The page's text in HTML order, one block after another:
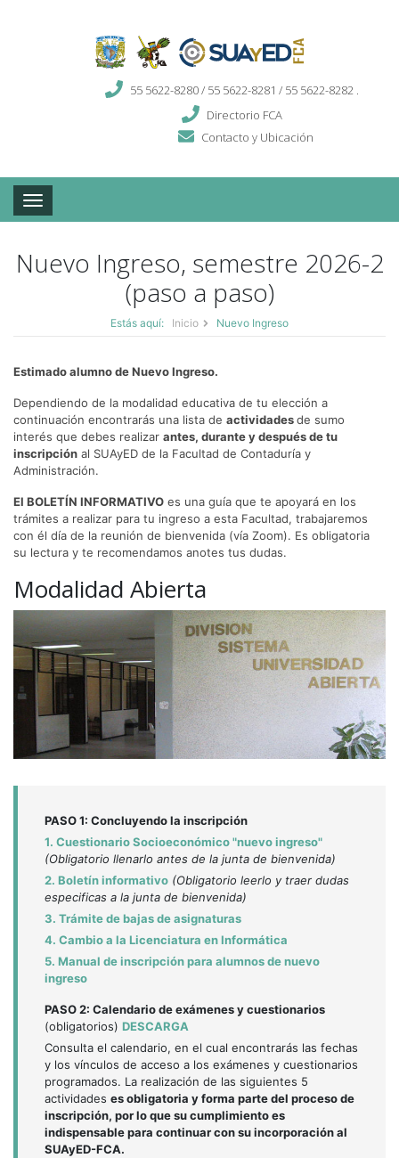
55 5622-8280 / 55 5622-8281 / 55 5622-8282 .
Directorio FCA
Contacto y Ubicación
Toggle navigation
Nuevo Ingreso, semestre 2026-2
(paso a paso)
Estás aquí: Inicio Nuevo Ingreso
Estimado alumno de Nuevo Ingreso.
Dependiendo de la modalidad educativa de tu elección a
continuación encontrarás una lista de actividadesde sumo
interés que debes realizar antes, durante y después de tu
inscripción al SUAyED de la Facultad de Contaduría y
Administración.
El BOLETÍN INFORMATIVO es una guía que te apoyará en los
trámites a realizar para tu ingreso a esta Facultad, trabajaremos
con él día de la reunión de bienvenida (vía Zoom). Es obligatoria
su lectura y te recomendamos anotes tus dudas.
Modalidad Abierta
PASO 1: Concluyendo la inscripción
1. Cuestionario Socioeconómico "nuevo ingreso"
(Obligatorio llenarlo antes de la junta de bienvenida)
2. Boletín informativo (Obligatorio leerlo y traer dudas
especificas a la junta de bienvenida)
3. Trámite de bajas de asignaturas
4. Cambio a la Licenciatura en Informática
5. Manual de inscripción para alumnos de nuevo
ingreso
PASO 2: Calendario de exámenes y cuestionarios
(obligatorios) DESCARGA
Consulta el calendario, en el cual encontrarás las fechas
y los vínculos de acceso a los exámenes y cuestionarios
programados. La realización de las siguientes 5
actividades es obligatoria y forma parte del proceso de
inscripción, por lo que su cumplimiento es
indispensable para continuar con su incorporación al
SUAyED-FCA.